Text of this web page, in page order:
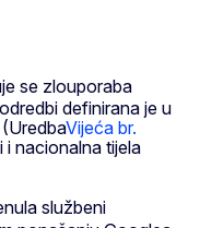
se zlouporaba
definirana je u
Vijeća br.
i nacionalna tijela
službeni